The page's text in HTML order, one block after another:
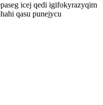
icej qedi igifokyrazyqim
qasu punejycu